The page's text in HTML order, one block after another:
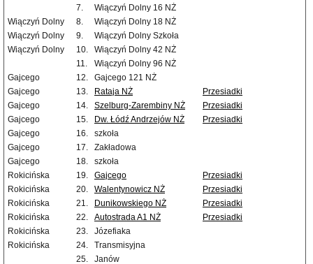
7.
Wiączyń Dolny 16 NŻ
Wiączyń Dolny
8.
Wiączyń Dolny 18 NŻ
Wiączyń Dolny
9.
Wiączyń Dolny Szkoła
Wiączyń Dolny
10.
Wiączyń Dolny 42 NŻ
11.
Wiączyń Dolny 96 NŻ
Gajcego
12.
Gajcego 121 NŻ
Gajcego
13. Rataja NŻ
Przesiadki
Gajcego
14. Szelburg-Zarembiny NŻ
Przesiadki
Gajcego
15. Dw. Łódź Andrzejów NŻ
Przesiadki
Gajcego
16.
szkoła
Gajcego
17.
Zakładowa
Gajcego
18.
szkoła
Rokicińska
19. Gajcego
Przesiadki
Rokicińska
20. Walentynowicz NŻ
Przesiadki
Rokicińska
21. Dunikowskiego NŻ
Przesiadki
Rokicińska
22. Autostrada A1 NŻ
Przesiadki
Rokicińska
23.
Józefiaka
Rokicińska
24.
Transmisyjna
25.
Janów